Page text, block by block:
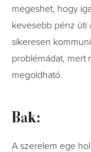
megeshet, hogy
kevesebb pénz üti
sikeresen
problémádat, mert
megoldható.
Bak:
A szerelem ege